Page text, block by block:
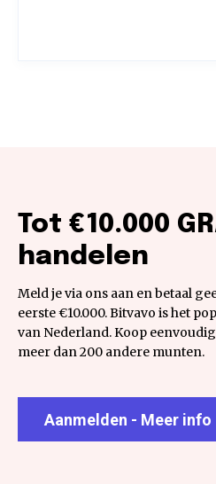
Tot €10.000
handelen
Meld je via ons aan en betaal
eerste €10.000. Bitvavo is het
van Nederland. Koop
meer dan 200 andere munten.
Aanmelden - Meer info